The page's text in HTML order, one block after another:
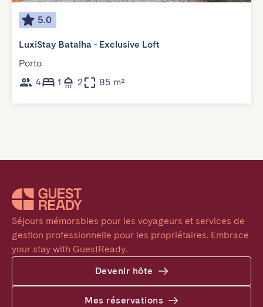
5.0
LuxiStay Batalha - Exclusive Loft
Porto
4
1 2 85 m²
Séjours mémorables pour les voyageurs et services de
gestion professionnelle pour les propriétaires. Embrace
your stay with GuestReady.
Devenir hôte
Mes réservations